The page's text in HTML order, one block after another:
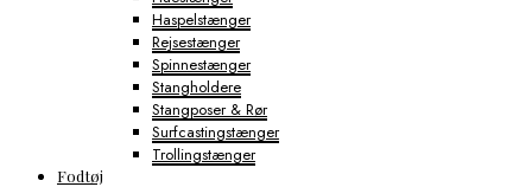
Haspelstænger
Rejsestænger
Spinnestænger
Stangholdere
Stangposer & Rør
Surfcastingstænger
Trollingstænger
Fodtøj